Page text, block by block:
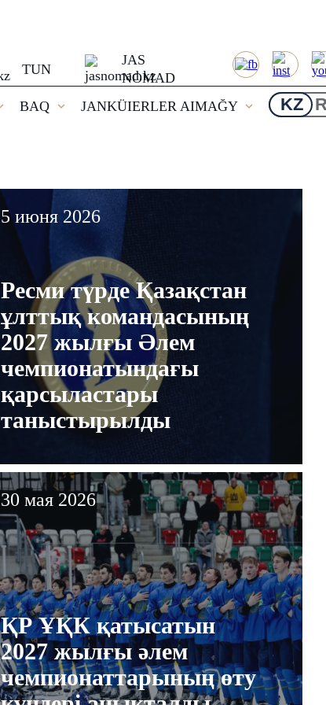
TUN
JAS
NOMAD
BAQ JANKÜIERLER AIMAĞY KZ
Қазақстан
қатысатын
тобының
Дюссельдорф
өтеді
5 июня 2026
Ресми түрде Қазақстан
ұлттық командасының
2027 жылғы Әлем
чемпионатындағы
қарсыластары
таныстырылды
30 мая 2026
ҚР ҰҚК қатысатын
2027 жылғы әлем
чемпионаттарының өту